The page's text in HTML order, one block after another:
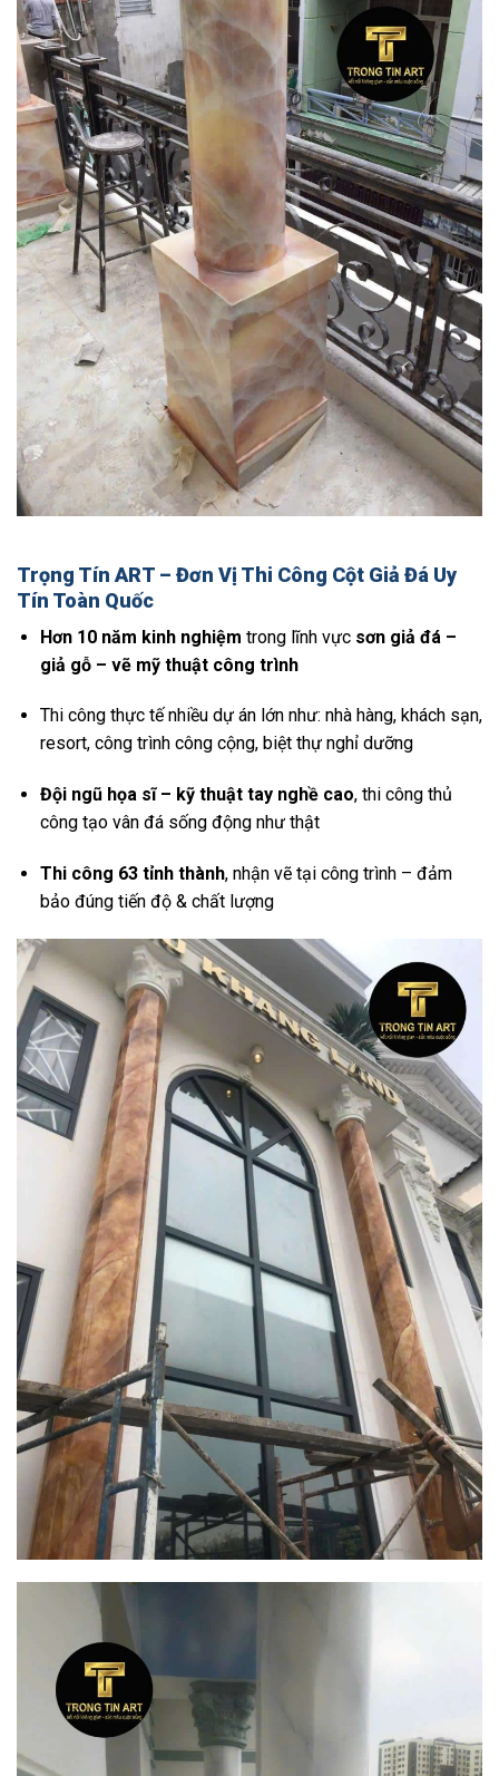
Trọng Tín ART – Đơn Vị Thi Công Cột Giả Đá Uy
Tín Toàn Quốc
Hơn 10 năm kinh nghiệm trong lĩnh vực sơn giả đá –
giả gỗ – vẽ mỹ thuật công trình
Thi công thực tế nhiều dự án lớn như: nhà hàng, khách sạn,
resort, công trình công cộng, biệt thự nghỉ dưỡng
Đội ngũ họa sĩ – kỹ thuật tay nghề cao, thi công thủ
công tạo vân đá sống động như thật
Thi công 63 tỉnh thành, nhận vẽ tại công trình – đảm
bảo đúng tiến độ & chất lượng